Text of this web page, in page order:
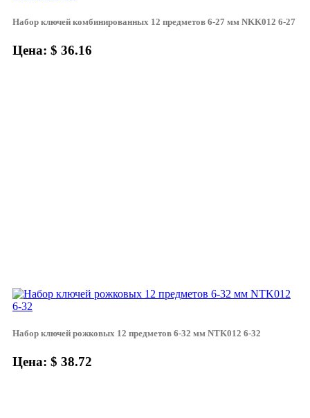
Набор ключей комбинированных 12 предметов 6-27 мм NKK012 6-27
Цена: $ 36.16
Набор ключей рожковых 12 предметов 6-32 мм NTK012 6-32
Цена: $ 38.72